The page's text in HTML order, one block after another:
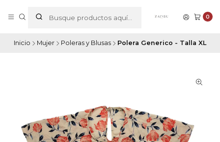
0
Inicio Mujer Poleras y Blusas Polera Generico - Talla XL